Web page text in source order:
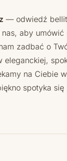
— odwiedź
aby umówić
zadbać o
eleganckiej,
na Ciebie
spotyka się